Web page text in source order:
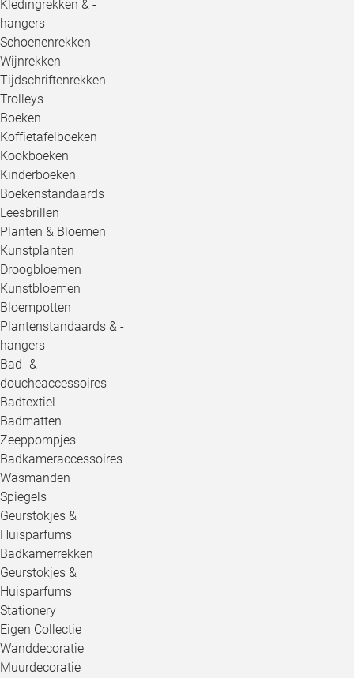
Kledingrekken & -
hangers
Schoenenrekken
Wijnrekken
Tijdschriftenrekken
Trolleys
Boeken
Koffietafelboeken
Kookboeken
Kinderboeken
Boekenstandaards
Leesbrillen
Planten & Bloemen
Kunstplanten
Droogbloemen
Kunstbloemen
Bloempotten
Plantenstandaards & -
hangers
Bad- &
doucheaccessoires
Badtextiel
Badmatten
Zeeppompjes
Badkameraccessoires
Wasmanden
Spiegels
Geurstokjes &
Huisparfums
Badkamerrekken
Geurstokjes &
Huisparfums
Stationery
Eigen Collectie
Wanddecoratie
Muurdecoratie